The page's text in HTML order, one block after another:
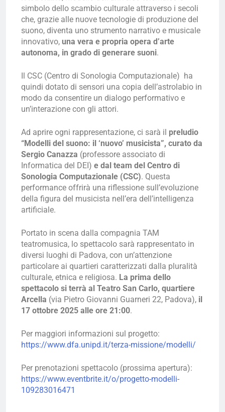
simbolo dello scambio culturale attraverso i secoli
che, grazie alle nuove tecnologie di produzione del
suono, diventa uno strumento narrativo e musicale
innovativo, una vera e propria opera d’arte
autonoma, in grado di generare suoni.
Il CSC (Centro di Sonologia Computazionale) ha
quindi dotato di sensori una copia dell’astrolabio in
modo da consentire un dialogo performativo e
un’interazione con gli attori.
Ad aprire ogni rappresentazione, ci sarà il preludio
“Modelli del suono: il ‘nuovo’ musicista”, curato da
Sergio Canazza (professore associato di
Informatica del DEI) e dal team del Centro di
Sonologia Computazionale (CSC). Questa
performance offrirà una riflessione sull’evoluzione
della figura del musicista nell’era dell’intelligenza
artificiale.
Portato in scena dalla compagnia TAM
teatromusica, lo spettacolo sarà rappresentato in
diversi luoghi di Padova, con un’attenzione
particolare ai quartieri caratterizzati dalla pluralità
culturale, etnica e religiosa. La prima dello
spettacolo si terrà al Teatro San Carlo, quartiere
Arcella (via Pietro Giovanni Guarneri 22, Padova), il
17 ottobre 2025 alle ore 21:00.
Per maggiori informazioni sul progetto:
https://www.dfa.unipd.it/terza-missione/modelli/
Per prenotazioni spettacolo (prossima apertura):
https://www.eventbrite.it/o/progetto-modelli-
109283016471